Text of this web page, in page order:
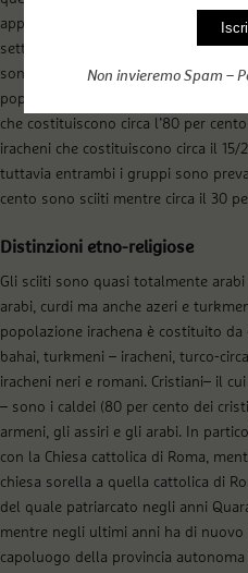
approvata nel 2005 invero non ha
settarismo e alla fragilità del
sono prevalenti le comunità sciite,
popolazione irachena infatti
che costituiscono circa l’80 per
iracheni che costituiscono circa il
tuttavia entrambi i gruppi sono
cento sono sciiti mentre circa il 30
Distinzioni etno-religiose
Gli sciiti sono quasi totalmente
arabi, curdi ma anche azeri e
popolazione irachena è costituito da
bahai, turkmeni – iracheni, turco-
iracheni neri e romani. Cristiani– il
– sono i caldei (80 per cento dei
armeni, gli assiri e gli arabi. In
con la Chiesa cattolica di Roma,
chiesa sorella a quella cattolica di
del quale patriarcato negli anni
mentre negli ultimi anni ha di
capoluogo della provincia autonoma
Non invieremo Spam –